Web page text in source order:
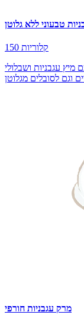
טבעוני ללא גלוטן
150 קלוריות
עגבניות ושבלולי
וגם לסובלים מגלוטן
מרק עגבניות חורפי